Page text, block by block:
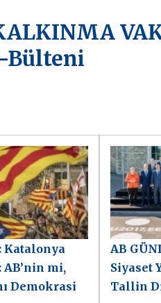
Bülteni
Katalonya
AB’nin mi,
Demokrasi
AB
Siyaset
Tallin